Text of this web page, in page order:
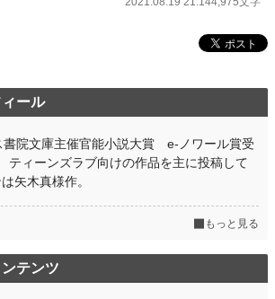
ール
書院文庫主催官能小説大賞 e-ノワール賞受
ティーンズラブ向けの作品を主に投稿して
矢木真様作。
もっと見る
テンツ